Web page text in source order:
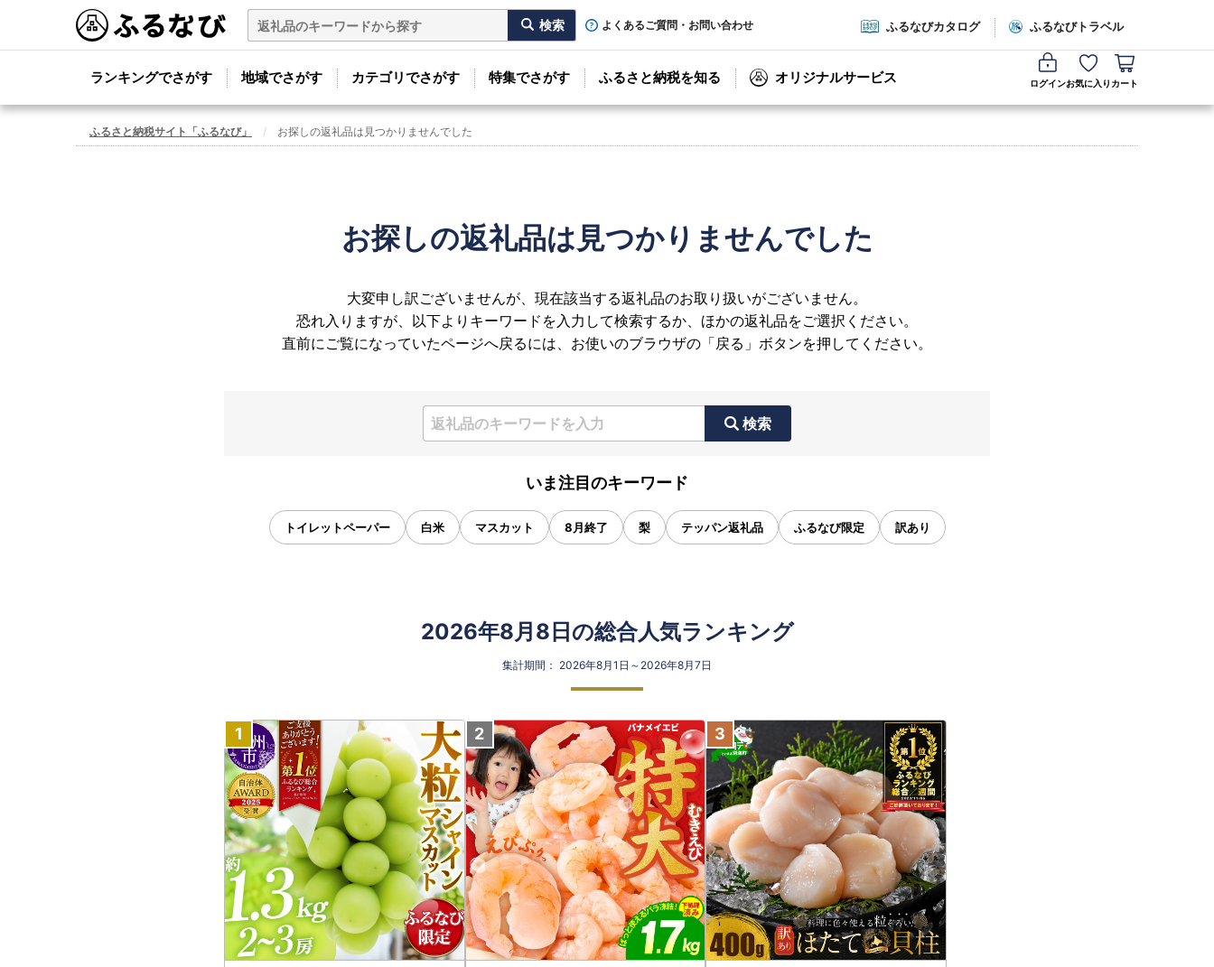
よくあるご質問・お問い合わせ ふるなびカタログ ふるなびトラベル
ランキングでさがす 地域でさがす カテゴリでさがす 特集でさがす ふるさと納税を知る オリジナルサービス ログインお気に入り カート
ふるさと納税サイト「ふるなび」 お探しの返礼品は見つかりませんでした
お探しの返礼品は見つかりませんでした
大変申し訳ございませんが、現在該当する返礼品のお取り扱いがございません。
恐れ入りますが、以下よりキーワードを入力して検索するか、ほかの返礼品をご選択ください。
直前にご覧になっていたページへ戻るには、お使いのブラウザの「戻る」ボタンを押してください。
検索
いま注目のキーワード
トイレットペーパー 白米 マスカット 8月終了 梨 テッパン返礼品 ふるなび限定 訳あり
2026年8月8日の総合人気ランキング
集計期間： 2026年8月1日～2026年8月7日